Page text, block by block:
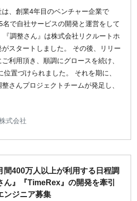
は、創業4年目のベンチャー企業で
で自社サービスの開発と運営をして
調整さん』は株式会社リクルートホ
スタートしました。 その後、リリー
利用頂き、順調にグロースを続け、
置づけられました。 それを期に、
さんプロジェクトチームが発足し、
式会社
間400万人以上が利用する日程調
ん』『TimeRex』の開発を牽引
ンジニア募集